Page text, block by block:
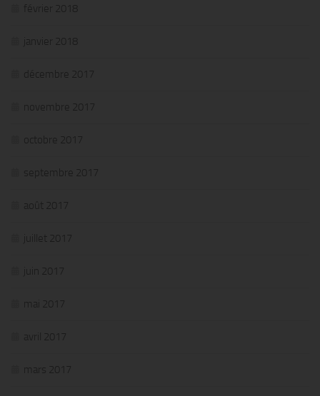
février 2018
janvier 2018
décembre 2017
novembre 2017
octobre 2017
septembre 2017
août 2017
juillet 2017
juin 2017
mai 2017
avril 2017
mars 2017